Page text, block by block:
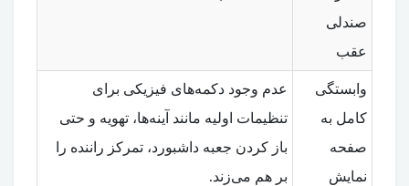
صندلی
عقب
وابستگی
کامل به
صفحه
نمایش
عدم وجود دکمه‌های فیزیکی برای
تنظیمات اولیه مانند آینه‌ها، تهویه و حتی
باز کردن جعبه داشبورد، تمرکز راننده را
بر هم می‌زند.